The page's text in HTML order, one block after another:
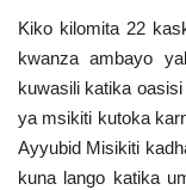
Kiko kilomita 22
kwanza ambayo
kuwasili katika
ya msikiti kutoka
Ayyubid Misikiti
kuna lango katika